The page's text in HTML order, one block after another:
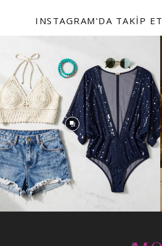
INSTAGRAM'DA TAKIP ET